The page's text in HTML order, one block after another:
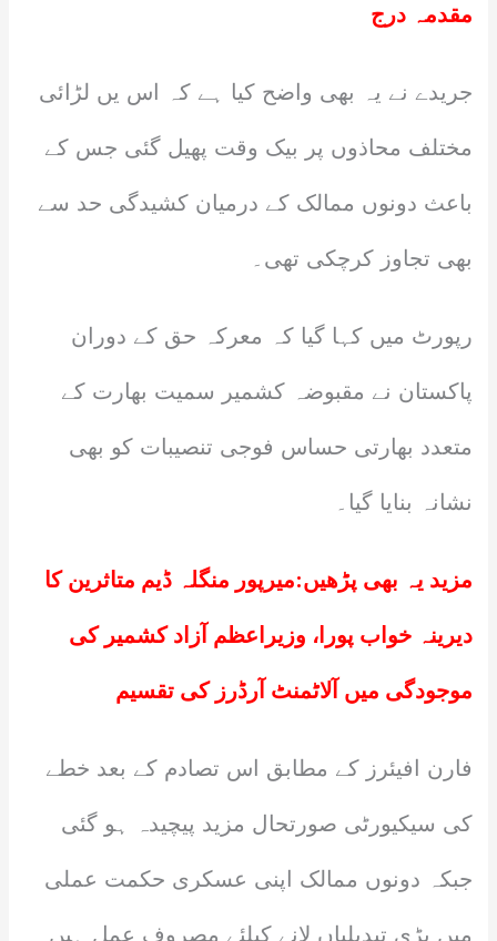
مقدمہ درج
جریدے نے یہ بھی واضح کیا ہے کہ اس یں لڑائی
مختلف محاذوں پر بیک وقت پھیل گئی جس کے
باعث دونوں ممالک کے درمیان کشیدگی حد سے
بھی تجاوز کرچکی تھی۔
رپورٹ میں کہا گیا کہ معرکہ حق کے دوران
پاکستان نے مقبوضہ کشمیر سمیت بھارت کے
متعدد بھارتی حساس فوجی تنصیبات کو بھی
نشانہ بنایا گیا۔
مزید یہ بھی پڑھیں:میرپور منگلہ ڈیم متاثرین کا
دیرینہ خواب پورا، وزیراعظم آزاد کشمیر کی
موجودگی میں آلاٹمنٹ آرڈرز کی تقسیم
فارن افیئرز کے مطابق اس تصادم کے بعد خطے
کی سیکیورٹی صورتحال مزید پیچیدہ ہو گئی
جبکہ دونوں ممالک اپنی عسکری حکمت عملی
میں بڑی تبدیلیاں لانے کیلئے مصروف عمل ہیں